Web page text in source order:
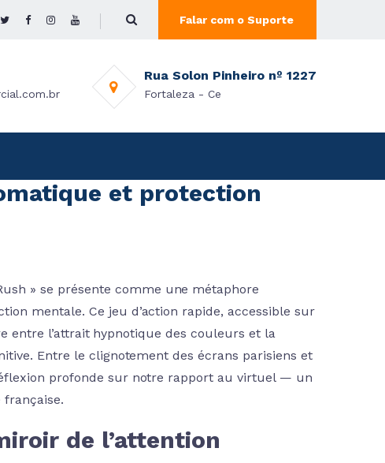
Falar com o Suporte
Rua Solon Pinheiro nº 1227
Fortaleza - Ce
et protection
» se présente comme une métaphore
mentale. Ce jeu d’action rapide, accessible sur
entre l’attrait hypnotique des couleurs et la
Entre le clignotement des écrans parisiens et
profonde sur notre rapport au virtuel — un
de l’attention